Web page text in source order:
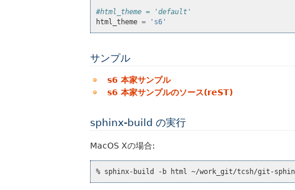
#html_theme = 'default'
html_theme = 's6'
サンプル
s6 本家サンプル
s6 本家サンプルのソース(reST)
sphinx-build の実行
MacOS Xの場合:
% sphinx-build -b html ~/work_git/tcsh/git-